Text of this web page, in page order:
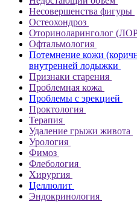
Несовершенства фигуры
Остеохондроз
Оториноларинголог
Офтальмология
Потемнение кожи
внутренней лодыжки
Признаки старения
Проблемная кожа
Проблемы с эрекцией
Проктология
Терапия
Удаление грыжи живота
Урология
Фимоз
Флебология
Хирургия
Целлюлит
Эндокринология